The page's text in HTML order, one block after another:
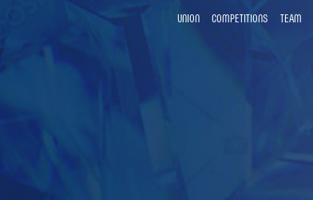
UNION COMPETITIONS TEAM